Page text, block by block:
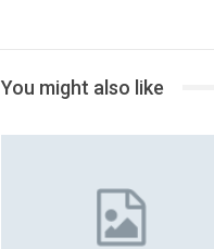
You might also like